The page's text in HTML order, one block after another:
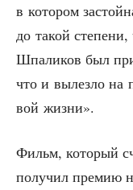
в кото­ром
до такой
Шпа­ли­ков был
что и вылез­ло на
вой жизни».
Фильм, кото­рый
полу­чил пре­мию